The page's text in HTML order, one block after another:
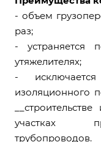
- объем
раз;
- устраняется
утяжелителях;
-
изоляционного
участках
трубопроводов.